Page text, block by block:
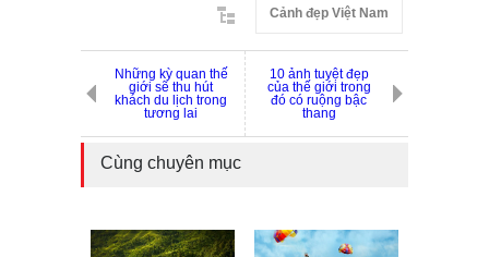
Cảnh đẹp Việt Nam
Những kỳ quan thế
giới sẽ thu hút
khách du lịch trong
tương lai
10 ảnh tuyệt đẹp
của thế giới trong
đó có ruộng bậc
thang
Cùng chuyên mục